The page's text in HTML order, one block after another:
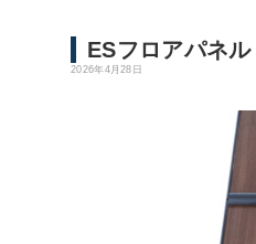
ESフロアパネ
2026年4月28日